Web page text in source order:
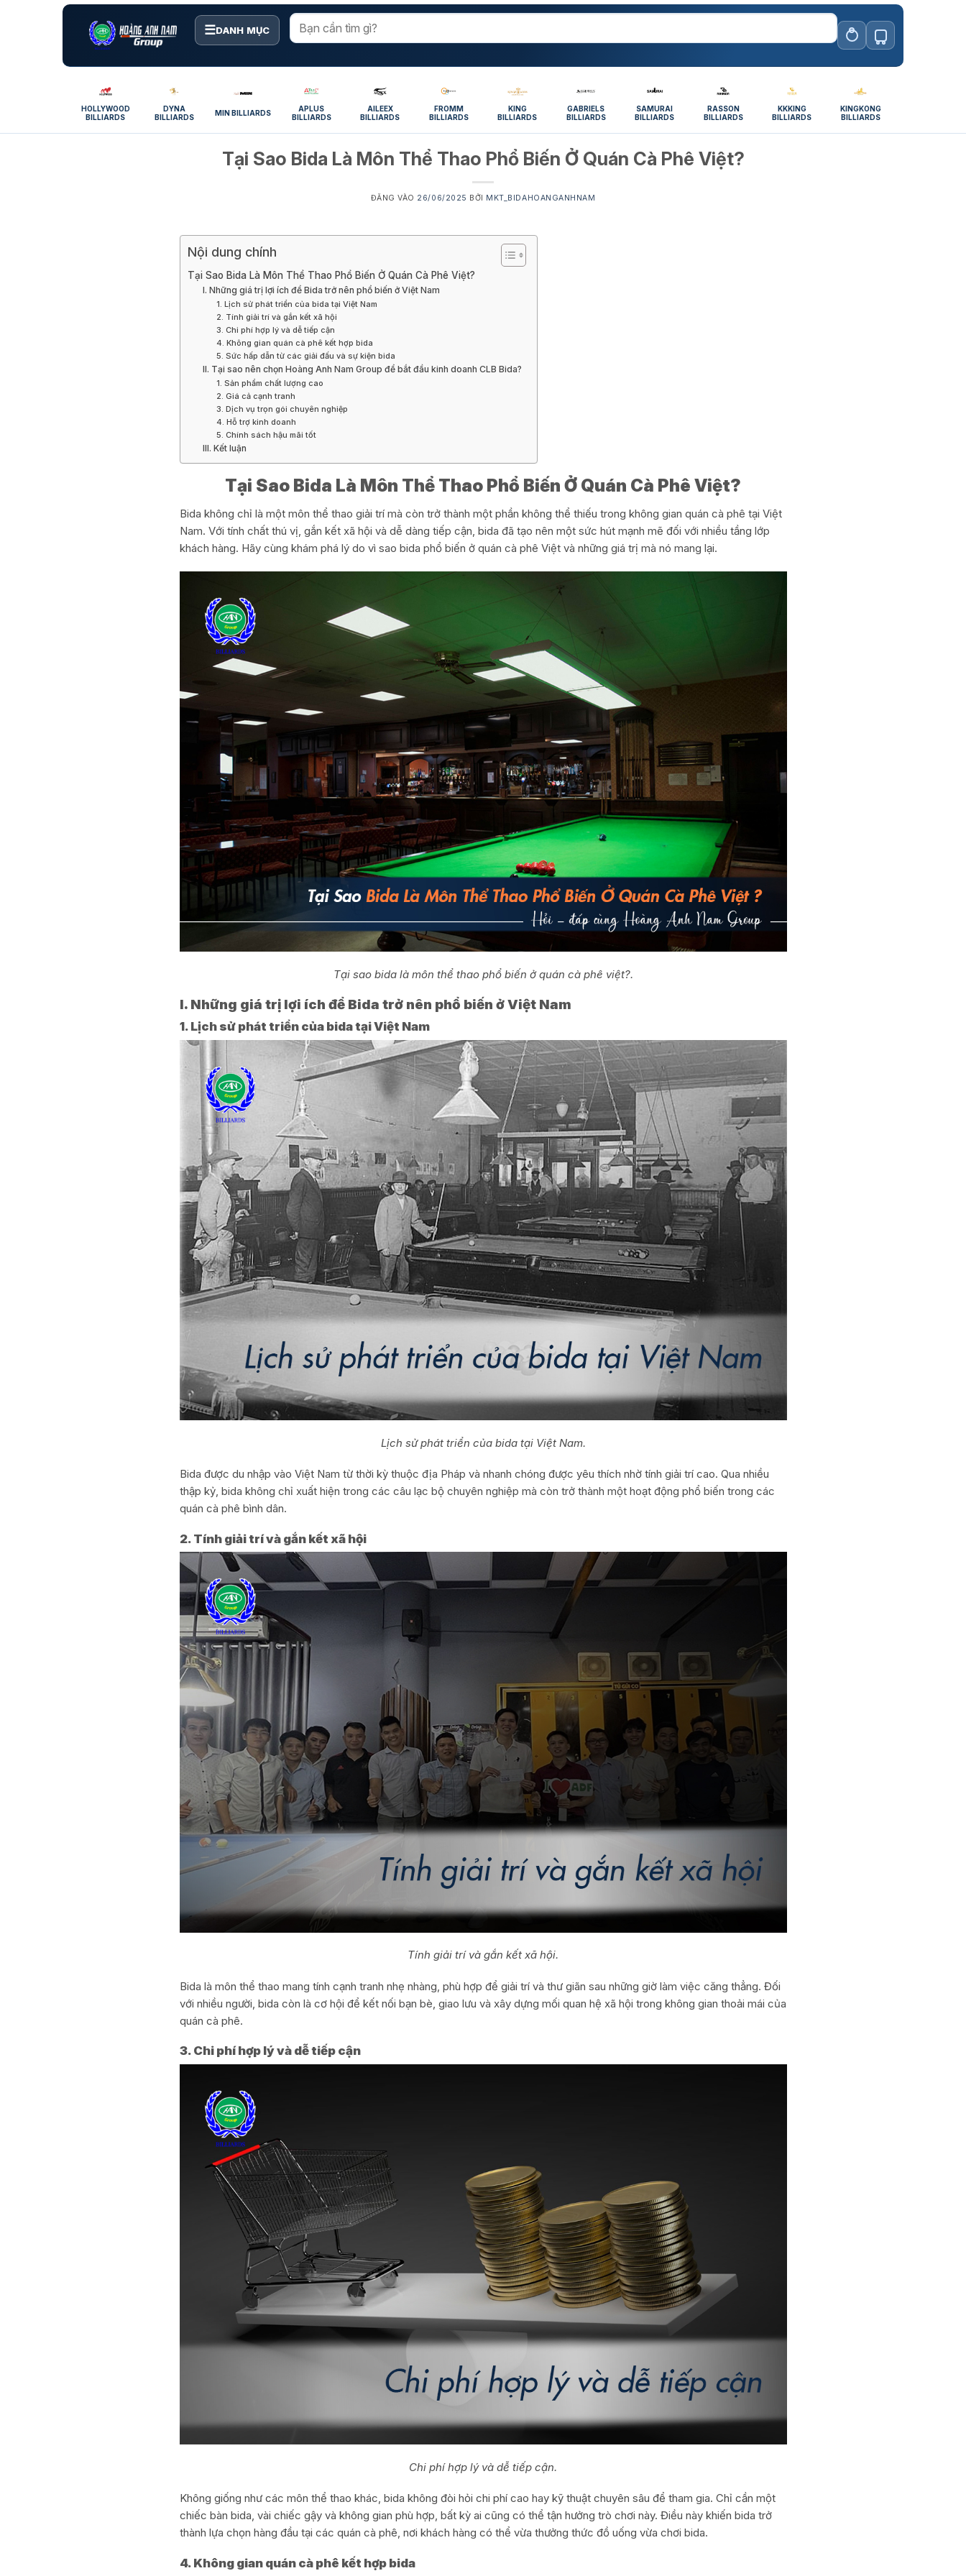
☰DANH MỤC
HOLLYWOOD
BILLIARDS
DYNA
BILLIARDS
MIN BILLIARDS
APLUS
BILLIARDS
AILEEX
BILLIARDS
FROMM
BILLIARDS
KING
BILLIARDS
GABRIELS
BILLIARDS
SAMURAI
BILLIARDS
RASSON
BILLIARDS
KKKING
BILLIARDS
KINGKONG
BILLIARDS
Tại Sao Bida Là Môn Thể Thao Phổ Biến Ở Quán Cà Phê Việt?
ĐĂNG VÀO 26/06/2025 BỞI MKT_BIDAHOANGANHNAM
Nội dung chính
Tại Sao Bida Là Môn Thể Thao Phổ Biến Ở Quán Cà Phê Việt?
I. Những giá trị lợi ích để Bida trở nên phổ biến ở Việt Nam
1. Lịch sử phát triển của bida tại Việt Nam
2. Tính giải trí và gắn kết xã hội
3. Chi phí hợp lý và dễ tiếp cận
4. Không gian quán cà phê kết hợp bida
5. Sức hấp dẫn từ các giải đấu và sự kiện bida
II. Tại sao nên chọn Hoàng Anh Nam Group để bắt đầu kinh doanh CLB Bida?
1. Sản phẩm chất lượng cao
2. Giá cả cạnh tranh
3. Dịch vụ trọn gói chuyên nghiệp
4. Hỗ trợ kinh doanh
5. Chính sách hậu mãi tốt
III. Kết luận
Tại Sao Bida Là Môn Thể Thao Phổ Biến Ở Quán Cà Phê Việt?
Bida không chỉ là một môn thể thao giải trí mà còn trở thành một phần không thể thiếu trong không gian quán cà phê tại Việt
Nam. Với tính chất thú vị, gắn kết xã hội và dễ dàng tiếp cận, bida đã tạo nên một sức hút mạnh mẽ đối với nhiều tầng lớp
khách hàng. Hãy cùng khám phá lý do vì sao bida phổ biến ở quán cà phê Việt và những giá trị mà nó mang lại.
Tại sao bida là môn thể thao phổ biến ở quán cà phê việt?.
I. Những giá trị lợi ích để Bida trở nên phổ biến ở Việt Nam
1. Lịch sử phát triển của bida tại Việt Nam
Lịch sử phát triển của bida tại Việt Nam.
Bida được du nhập vào Việt Nam từ thời kỳ thuộc địa Pháp và nhanh chóng được yêu thích nhờ tính giải trí cao. Qua nhiều
thập kỷ, bida không chỉ xuất hiện trong các câu lạc bộ chuyên nghiệp mà còn trở thành một hoạt động phổ biến trong các
quán cà phê bình dân.
2. Tính giải trí và gắn kết xã hội
Tính giải trí và gắn kết xã hội.
Bida là môn thể thao mang tính cạnh tranh nhẹ nhàng, phù hợp để giải trí và thư giãn sau những giờ làm việc căng thẳng. Đối
với nhiều người, bida còn là cơ hội để kết nối bạn bè, giao lưu và xây dựng mối quan hệ xã hội trong không gian thoải mái của
quán cà phê.
3. Chi phí hợp lý và dễ tiếp cận
Chi phí hợp lý và dễ tiếp cận.
Không giống như các môn thể thao khác, bida không đòi hỏi chi phí cao hay kỹ thuật chuyên sâu để tham gia. Chỉ cần một
chiếc bàn bida, vài chiếc gậy và không gian phù hợp, bất kỳ ai cũng có thể tận hưởng trò chơi này. Điều này khiến bida trở
thành lựa chọn hàng đầu tại các quán cà phê, nơi khách hàng có thể vừa thưởng thức đồ uống vừa chơi bida.
4. Không gian quán cà phê kết hợp bida